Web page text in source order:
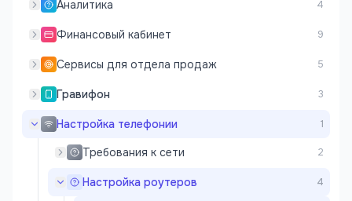
Аналитика 4
Финансовый кабинет 9
Сервисы для отдела продаж 5
Гравифон 3
Настройка телефонии 1
Требования к сети 2
Настройка роутеров 4